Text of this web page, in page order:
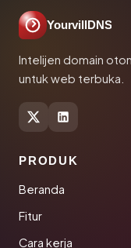
YourvillDNS
Intelijen domain
untuk web terbuka.
PRODUK
Beranda
Fitur
Cara kerja